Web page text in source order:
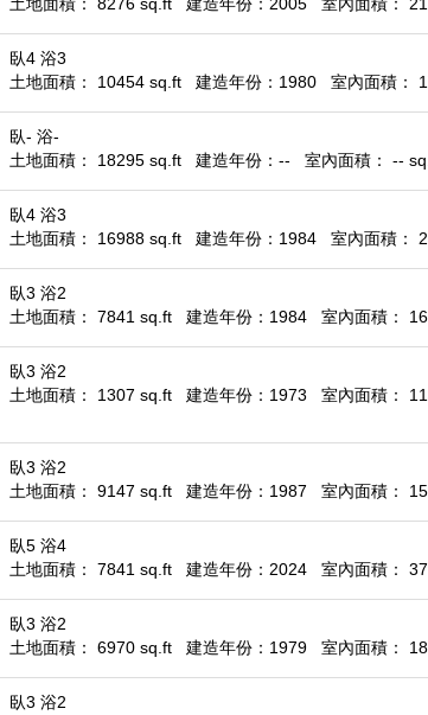
臥4 浴3
土地面積： 10454 sq.ft
建造年份：1980 室內面積：
臥- 浴-
土地面積： 18295 sq.ft
建造年份：-- 室內面積： --
臥4 浴3
土地面積： 16988 sq.ft
建造年份：1984 室內面積：
臥3 浴2
土地面積： 7841 sq.ft
建造年份：1984 室內面積：
臥3 浴2
土地面積： 1307 sq.ft
建造年份：1973 室內面積：
臥3 浴2
土地面積： 9147 sq.ft
建造年份：1987 室內面積：
臥5 浴4
土地面積： 7841 sq.ft
建造年份：2024 室內面積：
臥3 浴2
土地面積： 6970 sq.ft
建造年份：1979 室內面積：
臥3 浴2